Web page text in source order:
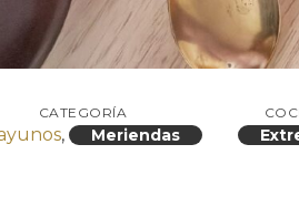
CATEGORÍA
, Meriendas